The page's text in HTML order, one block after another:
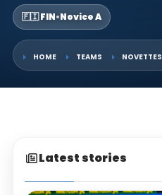
🇫🇮 FIN•Novice A
HOME TEAMS NOVETTES
Latest stories